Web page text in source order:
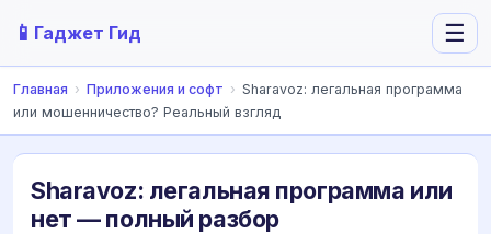
📱 Гаджет Гид ☰
Главная › Приложения и софт › Sharavoz: легальная программа
или мошенничество? Реальный взгляд
Sharavoz: легальная программа или
нет — полный разбор